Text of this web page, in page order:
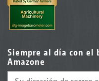
Siempre al día con
Amazone